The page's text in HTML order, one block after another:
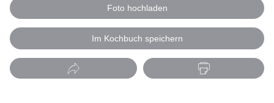
Foto hochladen
Im Kochbuch speichern